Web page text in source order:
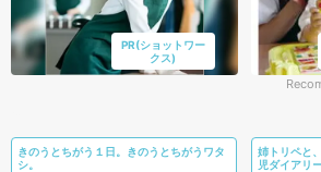
PR(ショットワー
クス)
きのうとちがう１日。きのうとちがうワタ
シ。
姉トリペと
児ダイアリ